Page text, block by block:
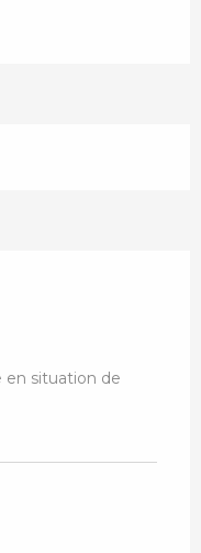
en situation de